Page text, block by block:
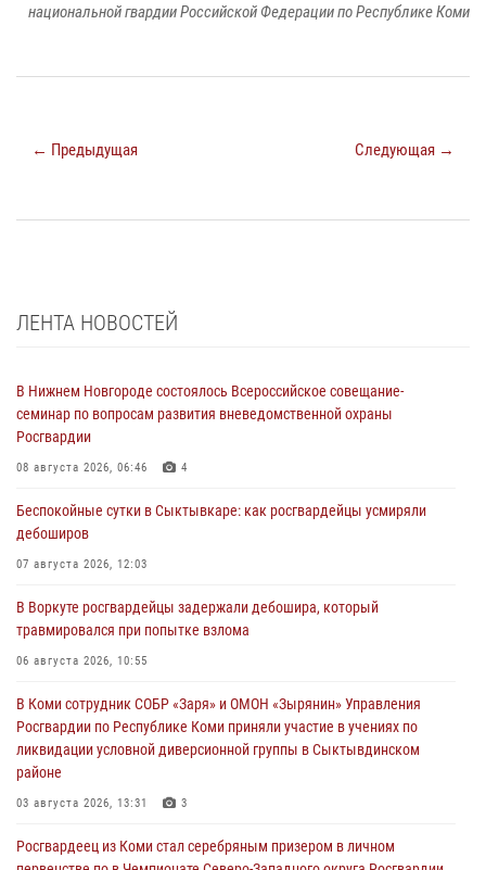
национальной гвардии Российской Федерации по Республике Коми
← Предыдущая Следующая →
ЛЕНТА НОВОСТЕЙ
В Нижнем Новгороде состоялось Всероссийское совещание-
семинар по вопросам развития вневедомственной охраны
Росгвардии
08 августа 2026, 06:46 4
Беспокойные сутки в Сыктывкаре: как росгвардейцы усмиряли
дебоширов
07 августа 2026, 12:03
В Воркуте росгвардейцы задержали дебошира, который
травмировался при попытке взлома
06 августа 2026, 10:55
В Коми сотрудник СОБР «Заря» и ОМОН «Зырянин» Управления
Росгвардии по Республике Коми приняли участие в учениях по
ликвидации условной диверсионной группы в Сыктывдинском
районе
03 августа 2026, 13:31 3
Росгвардеец из Коми стал серебряным призером в личном